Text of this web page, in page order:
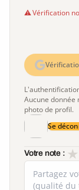
Vérification
Aucune
photo de profil.
Se
Votre note : ★